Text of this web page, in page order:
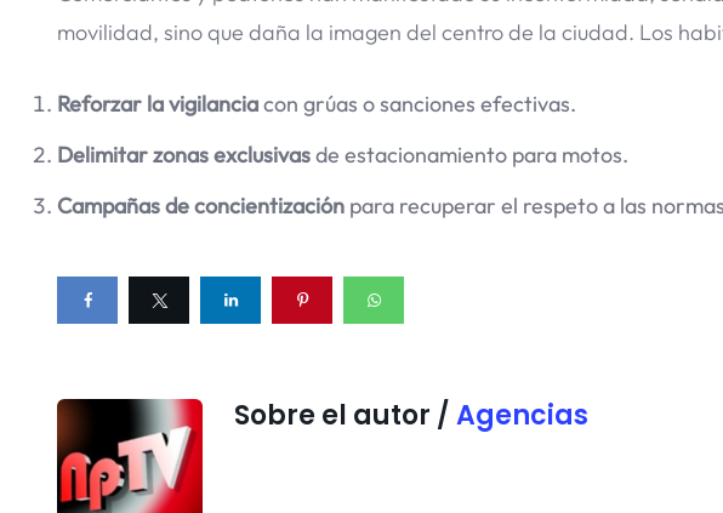
movilidad, sino que daña la imagen del centro de la ciudad. Los
Reforzar la vigilanciacon grúas o sanciones efectivas.
Delimitar zonas exclusivasde estacionamiento para motos.
Campañas de concientización para recuperar el respeto a las
Sobre el autor / Agencias